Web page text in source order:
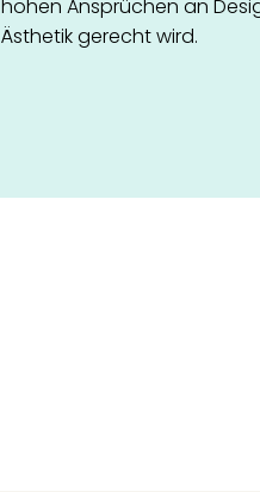
hohen Ansprüchen an
Ästhetik gerecht wird.